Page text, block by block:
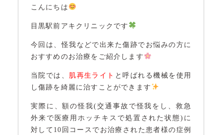
こんにちは
目黒駅前アキクリニックです
今回は、怪我などで出来た傷跡でお悩みの方に
おすすめのお治療をご紹介します
当院では、 肌再生ライト と呼ばれる機械を使用
し傷跡を綺麗に治すことができます
実際に、額の怪我(交通事故で怪我をし、救急
外来で医療用ホッチキスで処置された状態)に
対して10回コースでお治療された患者様の症例